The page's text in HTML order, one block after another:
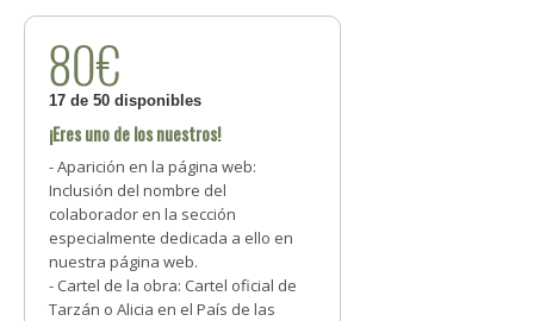
80€
17 de 50 disponibles
¡Eres uno de los nuestros!
- Aparición en la página web:
Inclusión del nombre del
colaborador en la sección
especialmente dedicada a ello en
nuestra página web.
- Cartel de la obra: Cartel oficial de
Tarzán o Alicia en el País de las